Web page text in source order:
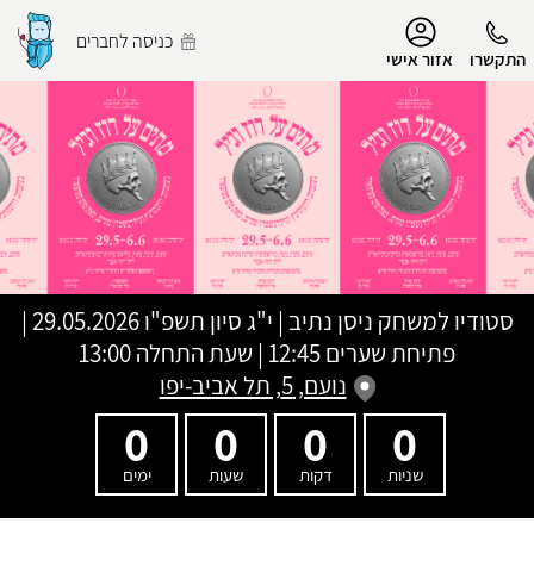
התקשרו אזור אישי
כניסה לחברים
הפרופיל שלי
התנתק
סטודיו למשחק ניסן נתיב | י"ג סיון תשפ"ו
29.05.2026 |
פתיחת שערים 12:45 | שעת התחלה 13:00
נועם, 5, תל אביב-יפו
0
שניות
0
דקות
0
שעות
0
ימים